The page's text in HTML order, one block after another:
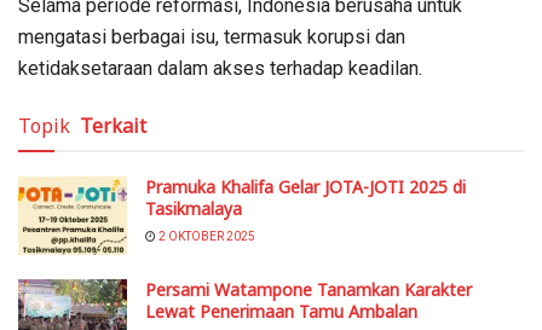
Selama periode reformasi, Indonesia berusaha untuk
mengatasi berbagai isu, termasuk korupsi dan
ketidaksetaraan dalam akses terhadap keadilan.
Topik Terkait
Pramuka Khalifa Gelar JOTA-JOTI 2025 di
Tasikmalaya
2 OKTOBER 2025
Persami Watampone Tanamkan Karakter
Lewat Penerimaan Tamu Ambalan